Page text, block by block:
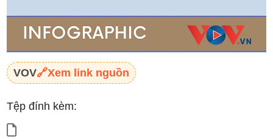
VOV🔗Xem link nguồn
Tệp đính kèm: